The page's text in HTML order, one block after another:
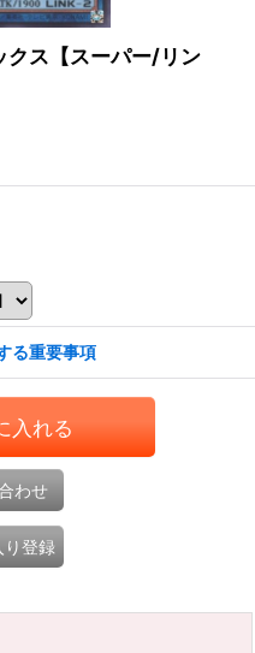
クス【スーパー/リン
る重要事項
入れる
わせ
り登録